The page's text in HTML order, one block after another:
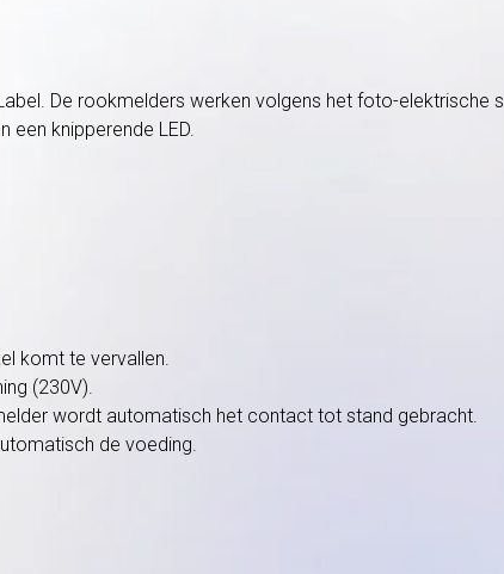
De rookmelders werken volgens het foto-elektrische
knipperende LED.
komt te vervallen.
(230V).
wordt automatisch het contact tot stand gebracht.
de voeding.